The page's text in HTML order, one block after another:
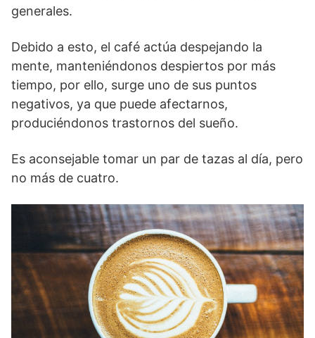
generales.
Debido a esto, el café actúa despejando la
mente, manteniéndonos despiertos por más
tiempo, por ello, surge uno de sus puntos
negativos, ya que puede afectarnos,
produciéndonos trastornos del sueño.
Es aconsejable tomar un par de tazas al día, pero
no más de cuatro.